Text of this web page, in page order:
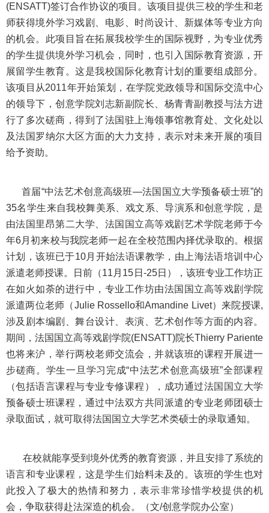
(ENSATT)签订合作协议的项目。该项目提供三校的学生和老
师获得境外学习戏剧、电影、时尚设计、新媒体等专业方向
的机会。此项目旨在拓展我校学生的国际视野，为专业优秀
的学生提供境外学习机会，同时，也引入国际教育资源，开
展留学生教育。这是我校国际化教育计划的重要组成部分。
该项目从2011年开始策划，在学院党政领导和国际交流中心
的领导下，创意学院刘志新副院长、杨青青副教授与法方进
行了多次磋商，得到了法国驻上海领事馆教育处、文化处以
及法国罗纳尔大区方面的大力支持，表示对未来开展的项目
给予资助。
首届“中法艺术创意高级班—法国国立大学预备硕士班”的
35名学生来自我校舞美系、戏文系、导演系和创意学院，是
由法国里昂第二大学、法国国立高等戏剧艺术学院老师于今
年6月初来校与我院老师一起在全校范围内择优录取的。根据
计划，该班已于10月开始法语课教学，由上海法语培训中心
派遣老师授课。日前（11月15日-25日），该班专业工作坊正
在如火如荼的进行中，专业工作坊由法国国立高等戏剧学院
派遣两位老师（Julie Rossello和Amandine Livet）来院授课,
涉及剧本编剧、舞台设计、表演、艺术创作等方面的内容。
期间，法国国立高等戏剧学院(ENSATT)院长Thierry Pariente
也将来沪，举行两校老师交流会，并就该班的课程开展进一
步磋商。学生一旦学习完成“中法艺术创意高级班”全部课程
（包括语言课程与专业专修课程），成功通过法国国立大学
预备硕士班课程，通过中法双方共同派遣的专业老师团硕士
录取面试，就可取得法国国立大学艺术类硕士的录取通知。
在校就能享受到境外优秀的教育资源，并且安排了系统的
语言和专业课程，这是学生们始料未及的。该班的学生也对
此投入了极大的热情和努力，表示非常珍惜学校提供的机
会，争取获得赴法深造的机会。（文/创意学院办公室）